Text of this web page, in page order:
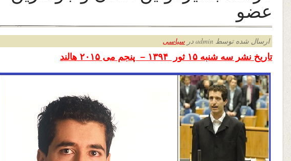
عضو
ارسال شده توسط admin در سیاسی
تاریخ نشر سه شنبه ۱۵ ثور ۱۳۹۴ – پنجم می ۲۰۱۵ هالند